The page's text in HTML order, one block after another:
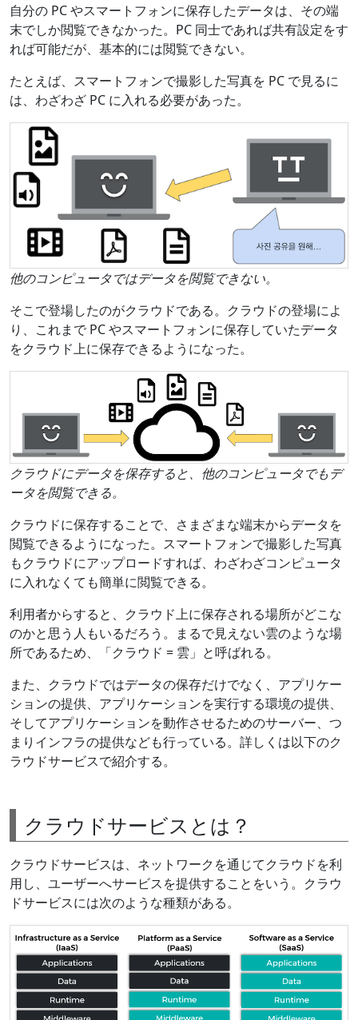
自分の PC やスマートフォンに保存したデータは、その端
末でしか閲覧できなかった。PC 同士であれば共有設定をす
れば可能だが、基本的には閲覧できない。
たとえば、スマートフォンで撮影した写真を PC で見るに
は、わざわざ PC に入れる必要があった。
他のコンピュータではデータを閲覧できない。
そこで登場したのがクラウドである。クラウドの登場によ
り、これまで PC やスマートフォンに保存していたデータ
をクラウド上に保存できるようになった。
クラウドにデータを保存すると、他のコンピュータでもデ
ータを閲覧できる。
クラウドに保存することで、さまざまな端末からデータを
閲覧できるようになった。スマートフォンで撮影した写真
もクラウドにアップロードすれば、わざわざコンピュータ
に入れなくても簡単に閲覧できる。
利用者からすると、クラウド上に保存される場所がどこな
のかと思う人もいるだろう。まるで見えない雲のような場
所であるため、「クラウド = 雲」と呼ばれる。
また、クラウドではデータの保存だけでなく、アプリケー
ションの提供、アプリケーションを実行する環境の提供、
そしてアプリケーションを動作させるためのサーバー、つ
まりインフラの提供なども行っている。詳しくは以下のク
ラウドサービスで紹介する。
クラウドサービスとは？
クラウドサービスは、ネットワークを通じてクラウドを利
用し、ユーザーへサービスを提供することをいう。クラウ
ドサービスには次のような種類がある。